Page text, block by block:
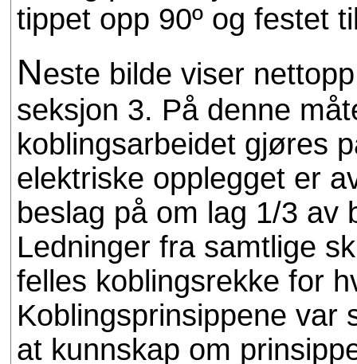
tippet opp 90º og festet
Neste bilde viser
seksjon 3. På denne
koblingsarbeidet gjøres
elektriske opplegget er
beslag på om lag 1/3 av
Ledninger fra samtlige
felles koblingsrekke for
Koblingsprinsippene var
at kunnskap om